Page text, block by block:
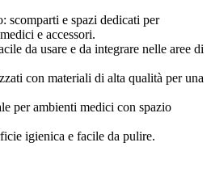
scomparti e spazi dedicati per
e accessori.
da usare e da integrare nelle aree di
con materiali di alta qualità per una
per ambienti medici con spazio
igienica e facile da pulire.